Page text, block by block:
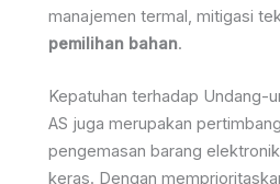
manajemen termal, mitigasi
pemilihan bahan.
Kepatuhan terhadap Undang-
AS juga merupakan
pengemasan barang
keras. Dengan